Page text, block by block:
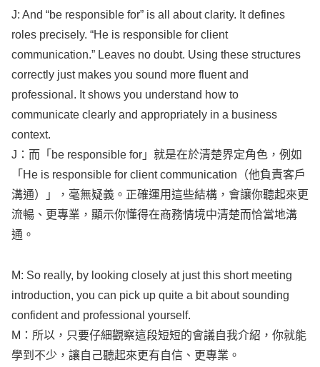
J: And “be responsible for” is all aboutclarity. Itdefines
roles precisely. “He is responsible for client
communication.” Leaves no doubt. Using these structures
correctly just makes you sound more fluentand
professional . Itshows you understand how to
communicate clearly and appropriately in a business
context.
J：而「be responsible for」就是在於清楚界定角色，例如
「He is responsible for client communication （他負責客戶
溝通）」，毫無疑義。正確運用這些結構，會讓你聽起來更
流暢、更專業，顯示你懂得在商務情境中清楚而恰當地溝
通。
M: So really, by looking closely at just this short meeting
introduction, you can pick up quite a bitaboutsounding
confidentand professional yourself.
M：所以，只要仔細觀察這段短短的會議自我介紹，你就能
學到不少，讓自己聽起來更有自信、更專業。